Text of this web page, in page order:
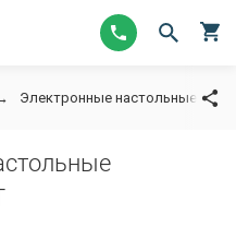
Электронные настольные часы